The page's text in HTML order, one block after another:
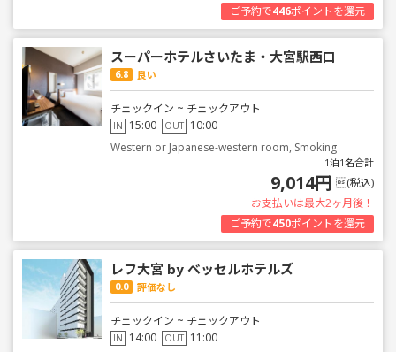
ご予約で446ポイントを還元
スーパーホテルさいたま・大宮駅西口
6.8 良い
チェックイン ~ チェックアウト
IN 15:00 OUT 10:00
Western or Japanese-western room, Smoking
1泊1名合計
9,014円 (税込)
お支払いは最大2ヶ月後！
ご予約で450ポイントを還元
レフ大宮 by ベッセルホテルズ
0.0 評価なし
チェックイン ~ チェックアウト
IN 14:00 OUT 11:00